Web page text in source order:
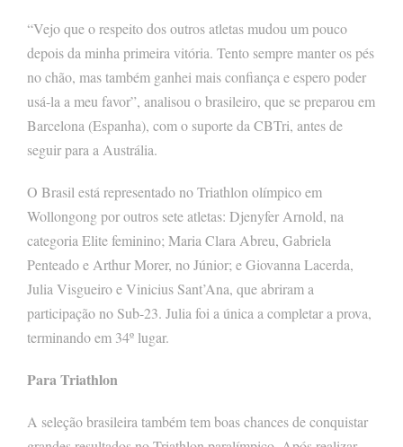
“Vejo que o respeito dos outros atletas mudou um pouco
depois da minha primeira vitória. Tento sempre manter os pés
no chão, mas também ganhei mais confiança e espero poder
usá-la a meu favor”, analisou o brasileiro, que se preparou em
Barcelona (Espanha), com o suporte da CBTri, antes de
seguir para a Austrália.
O Brasil está representado no Triathlon olímpico em
Wollongong por outros sete atletas: Djenyfer Arnold, na
categoria Elite feminino; Maria Clara Abreu, Gabriela
Penteado e Arthur Morer, no Júnior; e Giovanna Lacerda,
Julia Visgueiro e Vinicius Sant’Ana, que abriram a
participação no Sub-23. Julia foi a única a completar a prova,
terminando em 34º lugar.
Para Triathlon
A seleção brasileira também tem boas chances de conquistar